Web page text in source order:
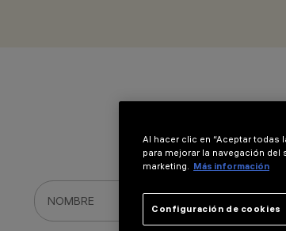
Al hacer clic en “Aceptar todas
para mejorar la navegación
marketing. Más información
Configuración de cookies